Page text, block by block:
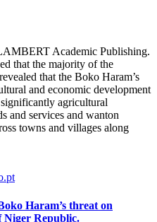
Academic Publishing.
that the majority of the
that the Boko Haram’s
and economic development
agricultural
and services and wanton
towns and villages along
Haram’s threat on
Niger Republic.